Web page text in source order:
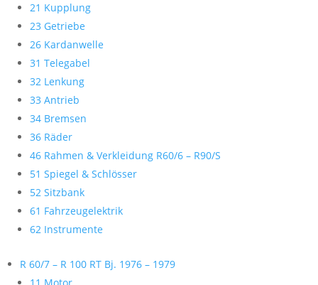
21 Kupplung
23 Getriebe
26 Kardanwelle
31 Telegabel
32 Lenkung
33 Antrieb
34 Bremsen
36 Räder
46 Rahmen & Verkleidung R60/6 – R90/S
51 Spiegel & Schlösser
52 Sitzbank
61 Fahrzeugelektrik
62 Instrumente
R 60/7 – R 100 RT Bj. 1976 – 1979